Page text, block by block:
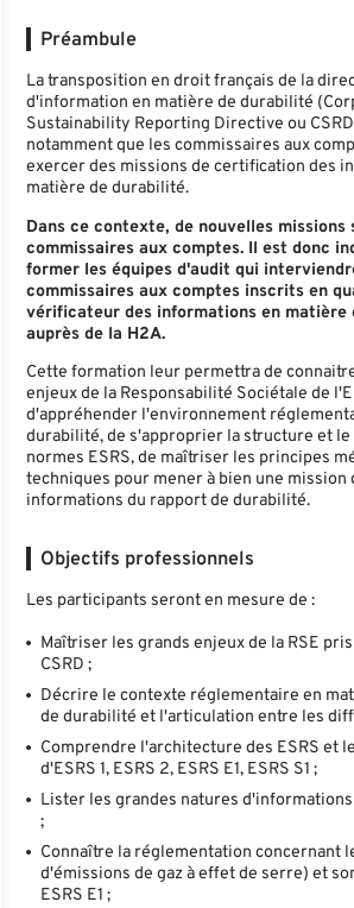
Préambule
La transposition en droit français de la
d'information en matière de durabilité
Sustainability Reporting Directive ou
notamment que les commissaires aux
exercer des missions de certification des
matière de durabilité.
Dans ce contexte, de nouvelles
commissaires aux comptes. Il est donc
former les équipes d'audit qui
commissaires aux comptes inscrits en
vérificateur des informations en matière
auprès de la H2A.
Cette formation leur permettra de
enjeux de la Responsabilité Sociétale de
d'appréhender l'environnement
durabilité, de s'approprier la structure et le
normes ESRS, de maîtriser les principes
techniques pour mener à bien une
informations du rapport de durabilité.
Objectifs professionnels
Les participants seront en mesure de :
Maîtriser les grands enjeux de la RSE
CSRD ;
Décrire le contexte réglementaire en
de durabilité et l'articulation entre les
Comprendre l'architecture des ESRS et
d'ESRS 1, ESRS 2, ESRS E1, ESRS S1 ;
Lister les grandes natures
;
Connaître la réglementation concernant
d'émissions de gaz à effet de serre) et
ESRS E1 ;